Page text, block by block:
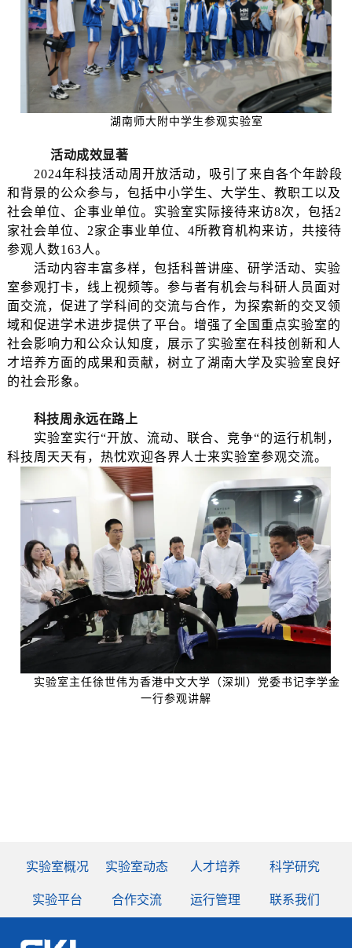
湖南师大附中学生参观实验室
活动成效显著
2024年科技活动周开放活动，吸引了来自各个年龄段
和背景的公众参与，包括中小学生、大学生、教职工以及
社会单位、企事业单位。实验室实际接待来访8次，包括2
家社会单位、2家企事业单位、4所教育机构来访，共接待
参观人数163人。
活动内容丰富多样，包括科普讲座、研学活动、实验
室参观打卡，线上视频等。参与者有机会与科研人员面对
面交流，促进了学科间的交流与合作，为探索新的交叉领
域和促进学术进步提供了平台。增强了全国重点实验室的
社会影响力和公众认知度，展示了实验室在科技创新和人
才培养方面的成果和贡献，树立了湖南大学及实验室良好
的社会形象。
科技周永远在路上
实验室实行“开放、流动、联合、竞争“的运行机制 ，
科技周天天有，热忱欢迎各界人士来实验室参观交流。
实验室主任徐世伟为香港中文大学（深圳）党委书记李学金
一行参观讲解
实验室概况 实验室动态 人才培养 科学研究
实验平台 合作交流 运行管理 联系我们